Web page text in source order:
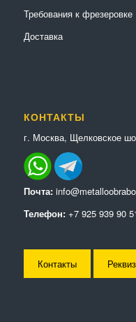
Требования к фрезеровке
Доставка
КОНТАКТЫ
г. Москва, Щелковское
Почта:
Телефон: +7 925 939 90
Контакты